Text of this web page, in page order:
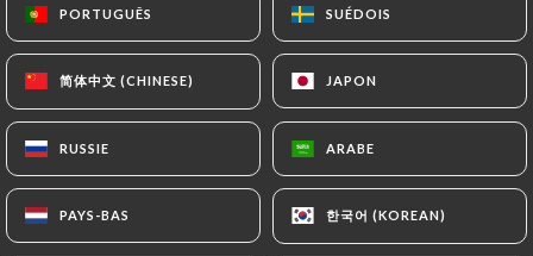
PORTUGUÊS SUÉDOIS
简体中文 (CHINESE) JAPON
RUSSIE ARABE
PAYS-BAS 한국어 (KOREAN)
Qui sommes nous?
Le Babalou, restaurant pizzéria, est
situé au 4 rue Lamarck, à Montmartre
PORTUGUÊS SUÉDOIS
简体中文 (CHINESE) JAPON
RUSSIE ARABE
PAYS-BAS 한국어 (KOREAN)